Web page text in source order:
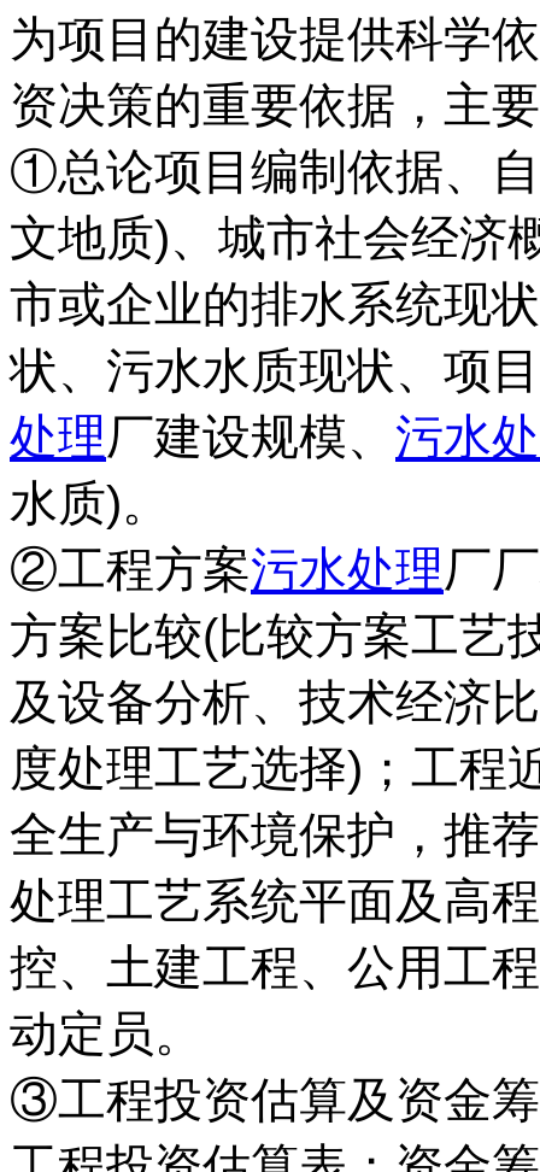
为项目的建设提供科学
资决策的重要依据，主
①总论项目编制依据、
文地质)、城市社会经济
市或企业的排水系统现
状、污水水质现状、项
处理厂建设规模、 污水
水质)。
②工程方案污水处理厂
方案比较(比较方案工艺
及设备分析、技术经济
度处理工艺选择)；工程
全生产与环境保护，推
处理工艺系统平面及高
控、土建工程、公用工
动定员。
③工程投资估算及资金